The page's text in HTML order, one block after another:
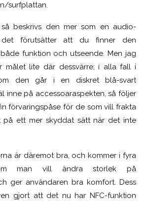
surfplattan.
så beskrivs den mer som en audio-
det förutsätter att du finner den
funktion och utseende. Men jag
målet lite där dessvärre; i alla fall i
den går i en diskret blå-svart
inne på accessoaraspekten, så följer
förvaringspåse för de som vill frakta
på ett mer skyddat sätt när det inte
är däremot bra, och kommer i fyra
man vill ändra storlek på
ger användaren bra komfort. Dess
gjort att det nu har NFC-funktion